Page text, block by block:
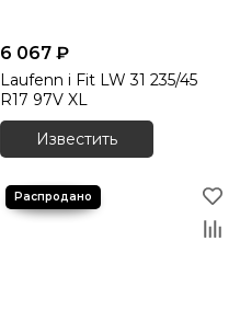
6 067 ₽
Laufenn i Fit LW 31 235/45
R17 97V XL
Известить